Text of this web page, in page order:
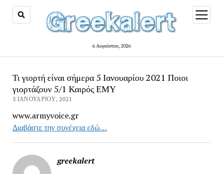
6 Αυγούστου, 2026
open
menu
Τι γιορτή είναι σήμερα 5 Ιανουαρίου 2021 Ποιοι
γιορτάζουν 5/1 Καιρός ΕΜΥ
5 ΙΑΝΟΥΑΡΊΟΥ, 2021
www.armyvoice.gr
Διαβάστε την συνέχεια εδώ…
greekalert